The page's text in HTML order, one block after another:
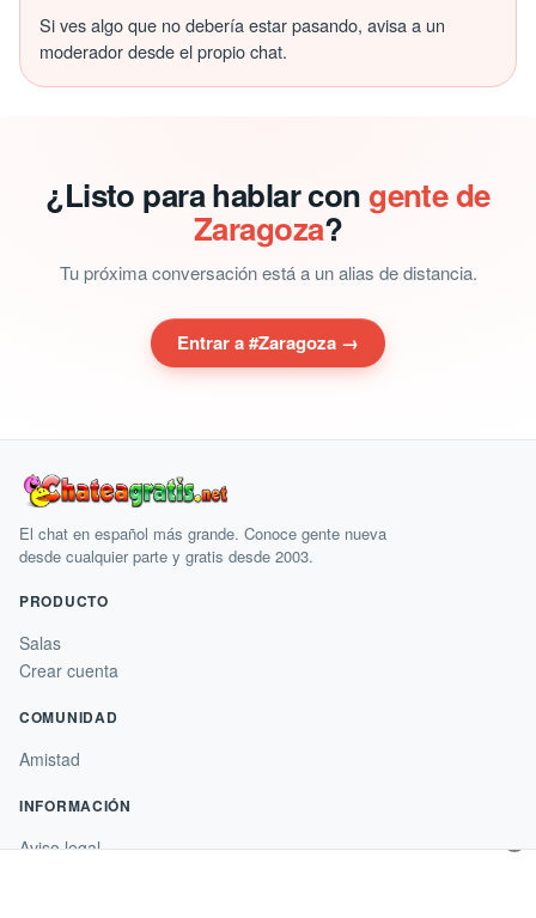
Si ves algo que no debería estar pasando, avisa a un
moderador desde el propio chat.
¿Listo para hablar con gente de
Zaragoza?
Tu próxima conversación está a un alias de distancia.
Entrar a #Zaragoza →
El chat en español más grande. Conoce gente nueva
desde cualquier parte y gratis desde 2003.
PRODUCTO
Salas
Crear cuenta
COMUNIDAD
Amistad
INFORMACIÓN
Aviso legal